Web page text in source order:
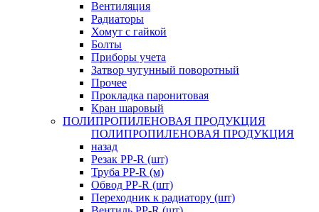
Вентиляция
Радиаторы
Хомут с гайкой
Болты
Приборы учета
Затвор чугунный поворотный
Прочее
Прокладка паронитовая
Кран шаровый
ПОЛИПРОПИЛЕНОВАЯ ПРОДУКЦИЯ
ПОЛИПРОПИЛЕНОВАЯ ПРОДУКЦИЯ
назад
Резак PP-R (шт)
Труба PP-R (м)
Обвод PP-R (шт)
Переходник к радиатору (шт)